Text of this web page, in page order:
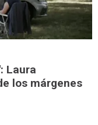
Laura
los márgenes